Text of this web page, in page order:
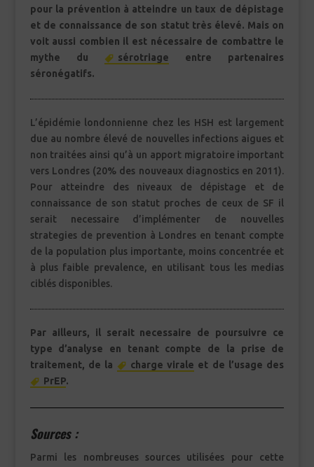
pour la prévention à atteindre un taux de dépistage
et de connaissance de son statut très élevé. Mais on
voit aussi combien il est nécessaire de combattre le
mythe du
sérotriage entre partenaires
séronégatifs.
L’épidémie londonnienne chez les HSH est largement
due au nombre élevé de nouvelles infections aigues et
non traitées ainsi qu’à un apport migratoire important
vers Londres (20% des nouveaux diagnostics en 2011).
Pour atteindre des niveaux de dépistage et de
connaissance de son statut proches de ceux de SF il
serait necessaire d’implémenter de nouvelles
strategies de prevention à Londres en tenant compte
de la population plus importante, moins concentrée et
à plus faible prevalence, en utilisant tous les medias
ciblés disponibles.
Par ailleurs, il serait necessaire de poursuivre ce
type d’analyse en tenant compte de la prise de
traitement, de la
charge virale et de l’usage des
PrEP.
Sources :
Parmi les nombreuses sources utilisées pour cette